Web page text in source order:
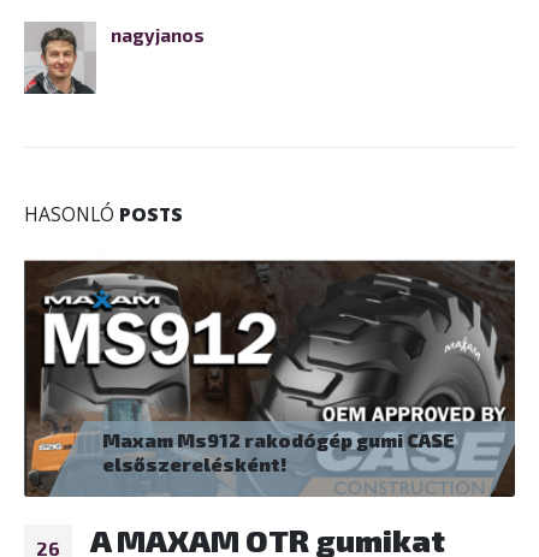
nagyjanos
HASONLÓ POSTS
guminyomás szenzor